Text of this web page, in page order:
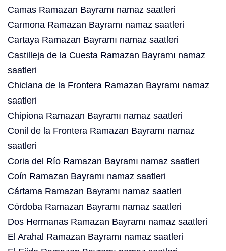
Camas Ramazan Bayramı namaz saatleri
Carmona Ramazan Bayramı namaz saatleri
Cartaya Ramazan Bayramı namaz saatleri
Castilleja de la Cuesta Ramazan Bayramı namaz
saatleri
Chiclana de la Frontera Ramazan Bayramı namaz
saatleri
Chipiona Ramazan Bayramı namaz saatleri
Conil de la Frontera Ramazan Bayramı namaz
saatleri
Coria del Río Ramazan Bayramı namaz saatleri
Coín Ramazan Bayramı namaz saatleri
Cártama Ramazan Bayramı namaz saatleri
Córdoba Ramazan Bayramı namaz saatleri
Dos Hermanas Ramazan Bayramı namaz saatleri
El Arahal Ramazan Bayramı namaz saatleri